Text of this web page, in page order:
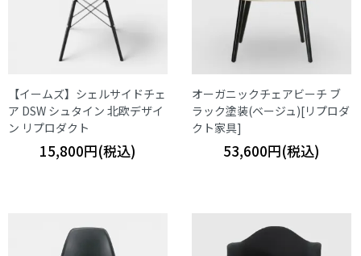
【イームズ】シェルサイドチェ
ア DSW シュタイン 北欧デザイ
ン リプロダクト
15,800円(税込)
オーガニックチェアビーチ ブ
ラック塗装(ベージュ)[リプロダ
クト家具]
53,600円(税込)